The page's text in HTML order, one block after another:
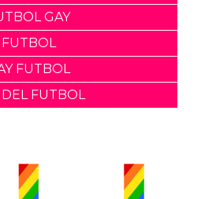
GAY
FUTBOL
FUTBOL
DEL FUTBOL